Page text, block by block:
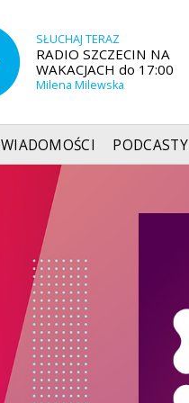
SŁUCHAJ TERAZ
RADIO SZCZECIN NA
WAKACJACH do 17:00
Milena Milewska
WIADOMOŚCI PODCASTY